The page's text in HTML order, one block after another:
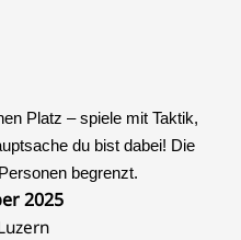
Platz –spiele mit Taktik,
du bist dabei! Die
begrenzt.
2025